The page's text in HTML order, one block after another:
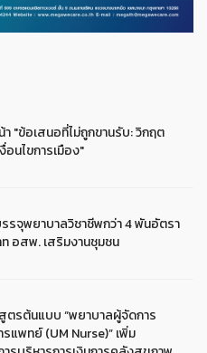
"ข้อเสนอที่ไม่ถูกขานรับ: วิกฤต
อนไขการเมือง"
รจุพยาบาลวิชาชีพกว่า 4 พันอัตรา
อสพ. เสริมงานชุมชน
ตรต้นแบบ “พยาบาลผู้จัดการ
แพทย์ (UM Nurse)” เพิ่ม